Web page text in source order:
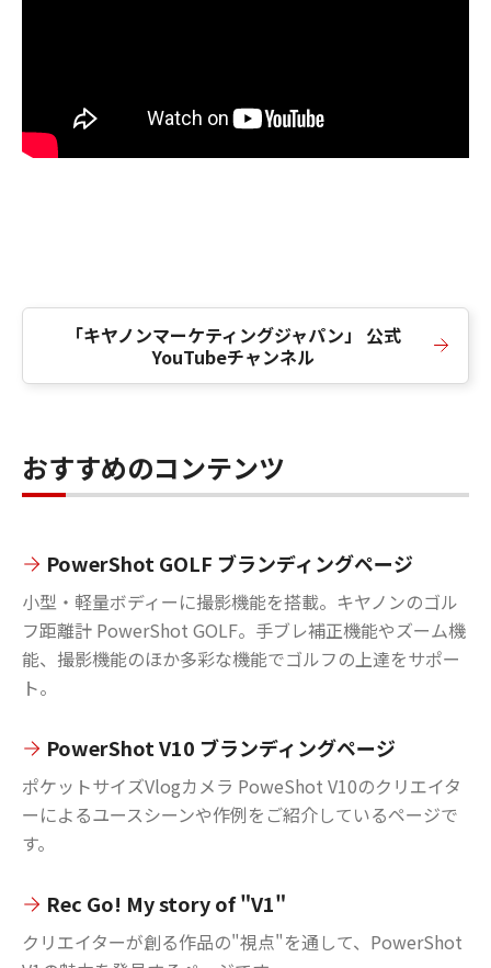
「キヤノンマーケティングジャパン」 公式
YouTubeチャンネル
おすすめのコンテンツ
PowerShot GOLF ブランディングページ
小型・軽量ボディーに撮影機能を搭載。キヤノンのゴル
フ距離計 PowerShot GOLF。手ブレ補正機能やズーム機
能、撮影機能のほか多彩な機能でゴルフの上達をサポー
ト。
PowerShot V10 ブランディングページ
ポケットサイズVlogカメラ PoweShot V10のクリエイタ
ーによるユースシーンや作例をご紹介しているページで
す。
Rec Go! My story of "V1"
クリエイターが創る作品の"視点"を通して、PowerShot